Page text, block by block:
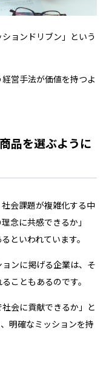
ョンドリブン」という
営手法が価値を持つよ
品を選ぶように
会課題が複雑化する中
念に共感できるか」
といわれています。
ンに掲げる企業は、そ
こともあるのです。
会に貢献できるか」と
明確なミッションを持